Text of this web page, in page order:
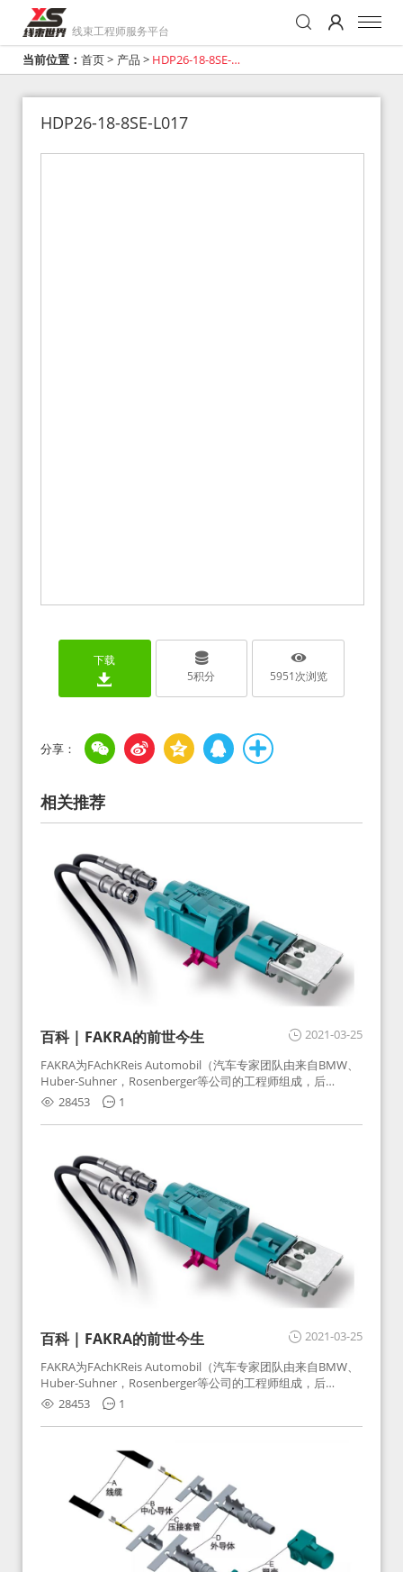
线束工程师服务平台
当前位置： 首页> 产品 > HDP26-18-8SE-
HDP26-18-8SE-L017
下载
5积分 5951次浏览
相关推荐
2021-03-25
百科 | FAKRA的前世今生
FAKRA为FAchKReis Automobil（汽车专家团队由来自BMW、
Huber-Suhner，Rosenberger等公司的工程师组成，后
Huber-Suhner相关连接器业务及技术在2010年并入
Rosenberger）缩写。起初为BMW需求用于车载收音机天线连
接，如今FAKRA已成为汽车行业通用标准的射频连接器，被业
28453 1
2021-03-25
百科 | FAKRA的前世今生
FAKRA为FAchKReis Automobil（汽车专家团队由来自BMW、
Huber-Suhner，Rosenberger等公司的工程师组成，后
Huber-Suhner相关连接器业务及技术在2010年并入
Rosenberger）缩写。起初为BMW需求用于车载收音机天线连
接，如今FAKRA已成为汽车行业通用标准的射频连接器，被业
28453 1